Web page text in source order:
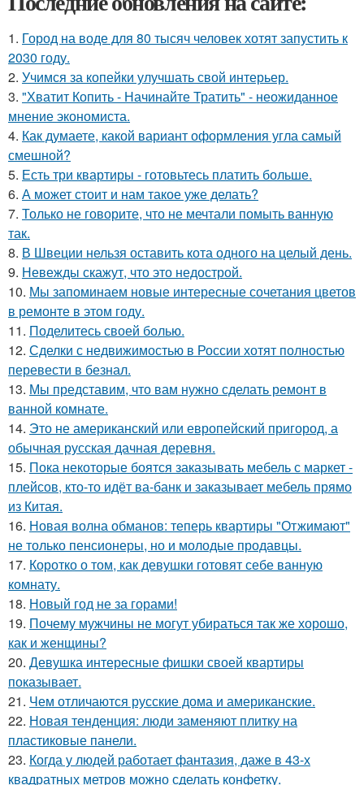
1. Город на воде для 80 тысяч человек хотят запустить к
2030 году.
2. Учимся за копейки улучшать свой интерьер.
3. "Хватит Копить - Начинайте Тратить" - неожиданное
мнение экономиста.
4. Как думаете, какой вариант оформления угла самый
смешной?
5. Есть три квартиры - готовьтесь платить больше.
6. А может стоит и нам такое уже делать?
7. Только не говорите, что не мечтали помыть ванную
так.
8. В Швеции нельзя оставить кота одного на целый день.
9. Невежды скажут, что это недострой.
10. Мы запоминаем новые интересные сочетания цветов
в ремонте в этом году.
11. Поделитесь своей болью.
12. Сделки с недвижимостью в России хотят полностью
перевести в безнал.
13. Мы представим, что вам нужно сделать ремонт в
ванной комнате.
14. Это не американский или европейский пригород, а
обычная русская дачная деревня.
15. Пока некоторые боятся заказывать мебель с маркет -
плейсов, кто-то идёт ва-банк и заказывает мебель прямо
из Китая.
16. Новая волна обманов: теперь квартиры "Отжимают"
не только пенсионеры, но и молодые продавцы.
17. Коротко о том, как девушки готовят себе ванную
комнату.
18. Новый год не за горами!
19. Почему мужчины не могут убираться так же хорошо,
как и женщины?
20. Девушка интересные фишки своей квартиры
показывает.
21. Чем отличаются русские дома и американские.
22. Новая тенденция: люди заменяют плитку на
пластиковые панели.
23. Когда у людей работает фантазия, даже в 43-х
квадратных метров можно сделать конфетку.